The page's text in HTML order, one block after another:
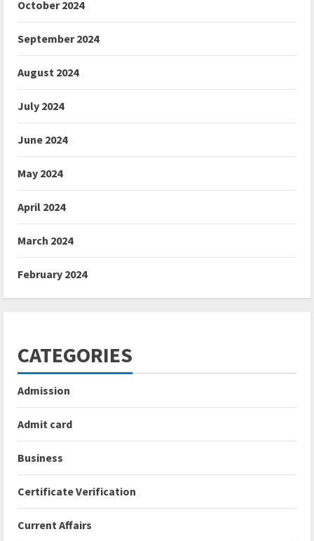
October 2024
September 2024
August 2024
July 2024
June 2024
May 2024
April 2024
March 2024
February 2024
CATEGORIES
Admission
Admit card
Business
Certificate Verification
Current Affairs